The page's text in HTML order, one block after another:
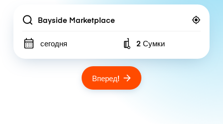
Location
сегодня Number of bags
2 Сумки
Вперед!